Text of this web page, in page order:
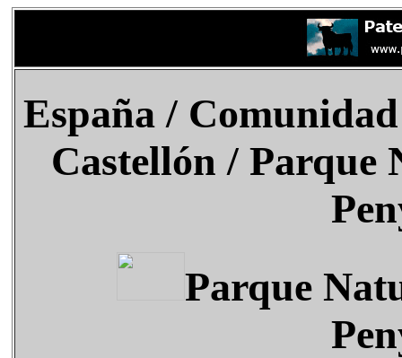
España /
Castellón / Parque
Parque